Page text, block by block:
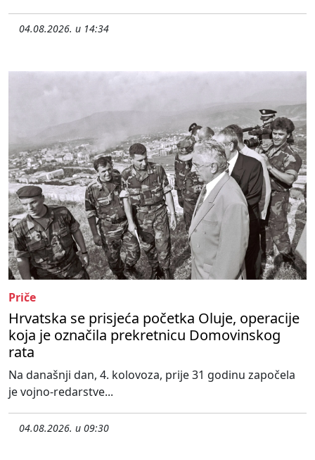
04.08.2026. u 14:34
Priče
Hrvatska se prisjeća početka Oluje, operacije
koja je označila prekretnicu Domovinskog
rata
Na današnji dan, 4. kolovoza, prije 31 godinu započela
je vojno-redarstve...
04.08.2026. u 09:30